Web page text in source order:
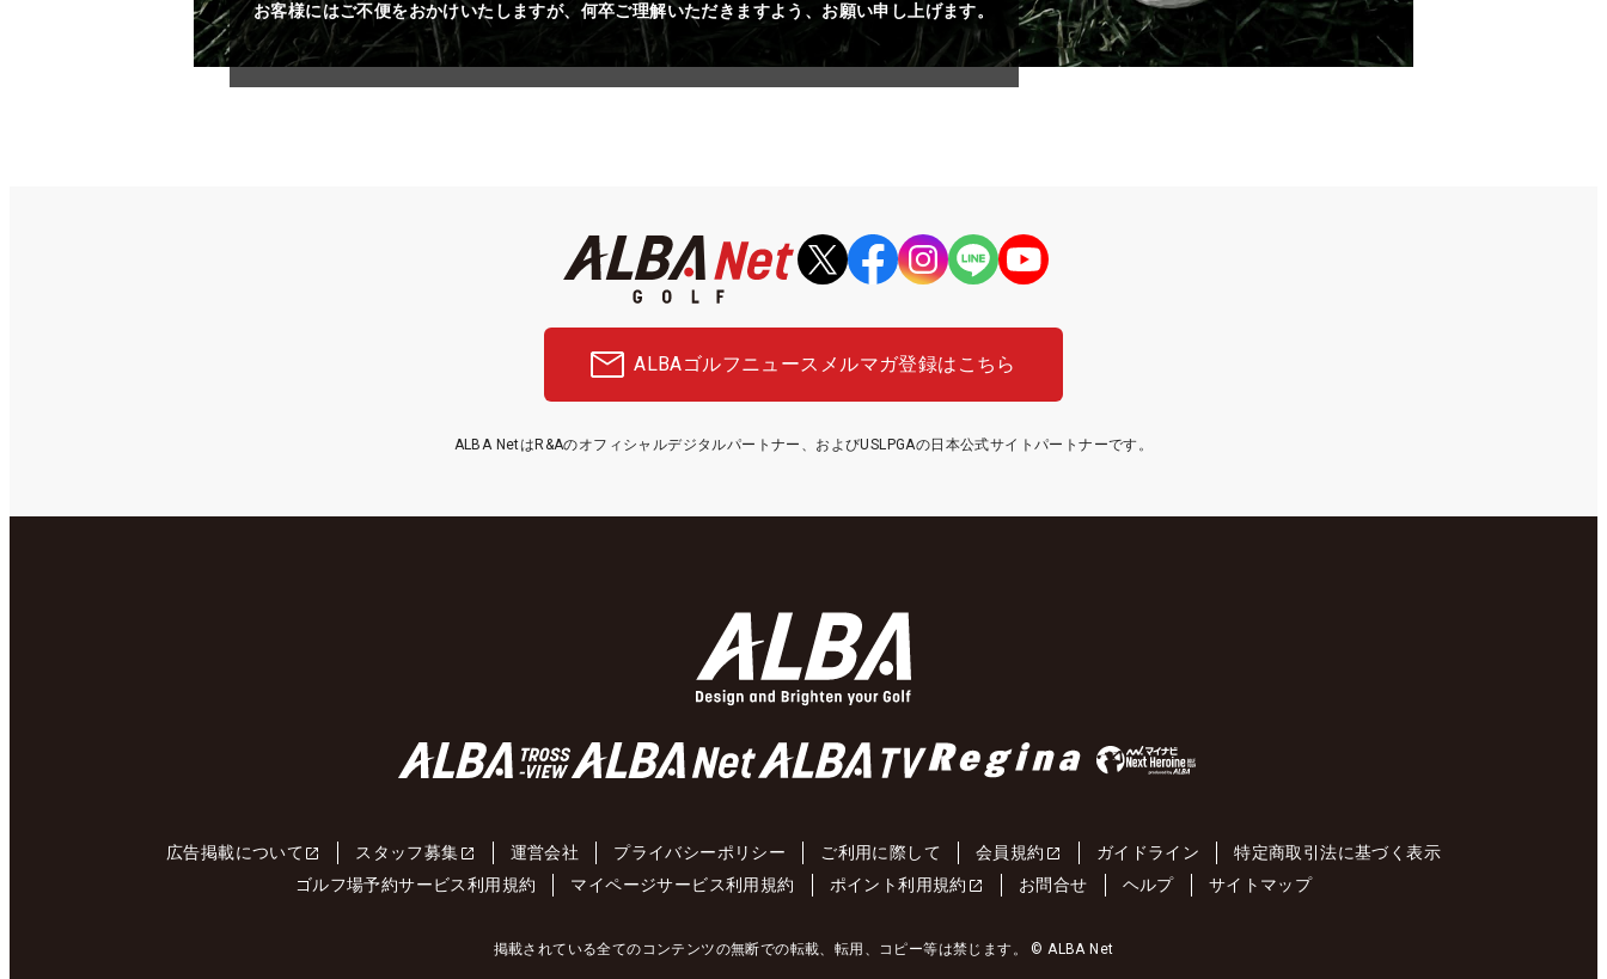
お客様にはご不便をおかけいたしますが、何卒ご理解いただきますよう、お願い申し上げます。
ALBAゴルフニュース メルマガ登録はこちら
ALBA NetはR&Aのオフィシャルデジタルパートナー、およびUSLPGAの日本公式サイトパートナーです。
広告掲載について スタッフ募集 運営会社 プライバシーポリシー ご利用に際して 会員規約 ガイドライン
特定商取引法に基づく表示
ゴルフ場予約サービス利用規約
マイページサービス利用規約 ポイント利用規約 お問合せ ヘルプ サイトマップ
掲載されている全てのコンテンツの無断での転載、転用、コピー等は禁じます。 © ALBA Net